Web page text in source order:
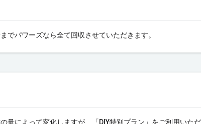
でパワーズなら全て回収させていただきます。
量によって変化しますが、「DIY特別プラン」をご利用いた